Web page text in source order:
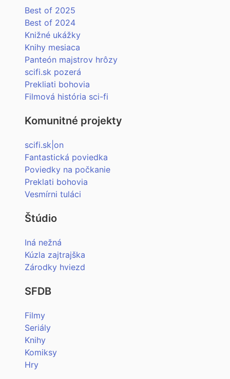
Best of 2025
Best of 2024
Knižné ukážky
Knihy mesiaca
Panteón majstrov hrôzy
scifi.sk pozerá
Prekliati bohovia
Filmová história sci-fi
Komunitné projekty
scifi.sk|on
Fantastická poviedka
Poviedky na počkanie
Preklati bohovia
Vesmírni tuláci
Štúdio
Iná nežná
Kúzla zajtrajška
Zárodky hviezd
SFDB
Filmy
Seriály
Knihy
Komiksy
Hry